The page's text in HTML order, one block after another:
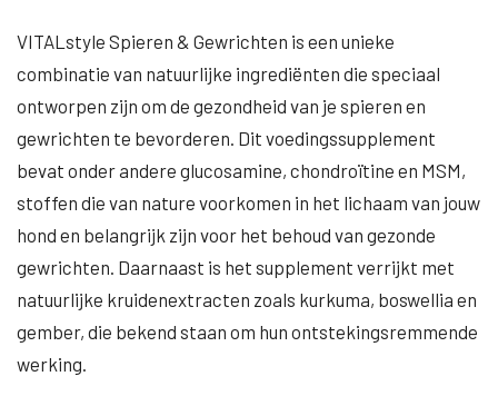
VITALstyle Spieren & Gewrichten is een unieke
combinatie van natuurlijke ingrediënten die speciaal
ontworpen zijn om de gezondheid van je spieren en
gewrichten te bevorderen. Dit voedingssupplement
bevat onder andere glucosamine, chondroïtine en MSM,
stoffen die van nature voorkomen in het lichaam van jouw
hond en belangrijk zijn voor het behoud van gezonde
gewrichten. Daarnaast is het supplement verrijkt met
natuurlijke kruidenextracten zoals kurkuma, boswellia en
gember, die bekend staan om hun ontstekingsremmende
werking.